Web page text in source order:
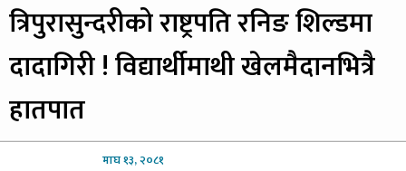
त्रिपुरासुन्दरीकोराष्ट्रपति रनिङ शिल्डमा
दादागिरी ! विद्यार्थीमाथी खेलमैदानभित्रै
हातपात
माघ१३, २०८१